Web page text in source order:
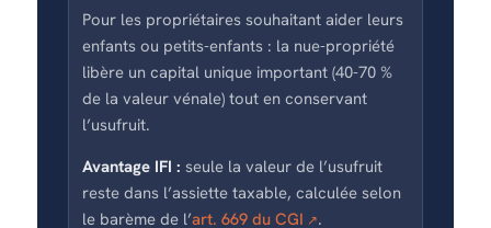
Pour les propriétaires souhaitant aider leurs
enfants ou petits-enfants : la nue-propriété
libère un capital unique important (40-70 %
de la valeur vénale) tout en conservant
l’usufruit.
Avantage IFI : seule la valeur de l’usufruit
reste dans l’assiette taxable, calculée selon
le barème de l’art. 669 du CGI .